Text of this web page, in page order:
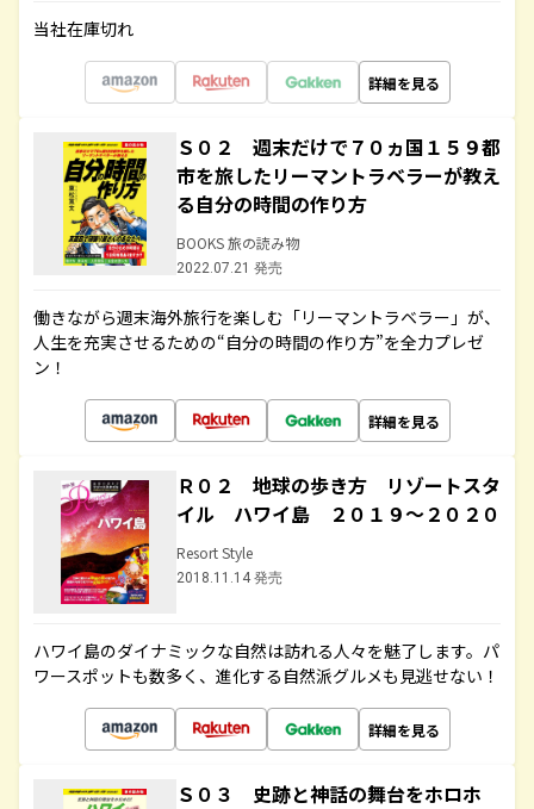
当社在庫切れ
詳細を見る
Ｓ０２ 週末だけで７０ヵ国１５９都
市を旅したリーマントラベラーが教え
る自分の時間の作り方
BOOKS 旅の読み物
2022.07.21 発売
働きながら週末海外旅行を楽しむ「リーマントラベラー」が、
人生を充実させるための“自分の時間の作り方”を全力プレゼ
ン！
詳細を見る
Ｒ０２ 地球の歩き方 リゾートスタ
イル ハワイ島 ２０１９～２０２０
Resort Style
2018.11.14 発売
ハワイ島のダイナミックな自然は訪れる人々を魅了します。パ
ワースポットも数多く、進化する自然派グルメも見逃せない！
詳細を見る
Ｓ０３ 史跡と神話の舞台をホロホ